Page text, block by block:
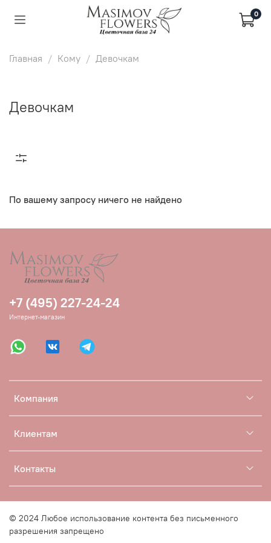
0
Главная Кому Девочкам
Девочкам
По вашему запросу ничего не найдено
Компания
Клиентам
Контакты
+7 (495) 227-24-24
Интернет-магазин
© 2024 Любое использование контента без письменного
разрешения запрещено